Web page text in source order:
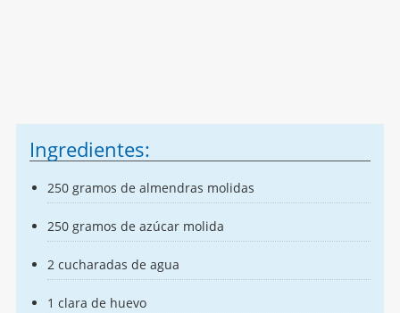
Ingredientes:
250 gramos de almendras molidas
250 gramos de azúcar molida
2 cucharadas de agua
1 clara de huevo